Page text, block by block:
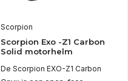
Scorpion
Scorpion Exo -Z1 Carbon
Solid motorhelm
De Scorpion EXO-Z1 Carbon